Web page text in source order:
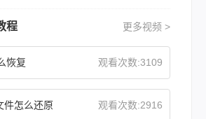
程 更多视频 >
恢复 观看次数:3109
件怎么还原 观看次数:2916